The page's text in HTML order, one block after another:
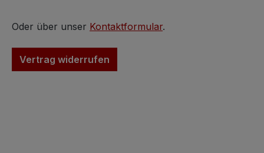
Oder über unser Kontaktformular.
Vertrag widerrufen